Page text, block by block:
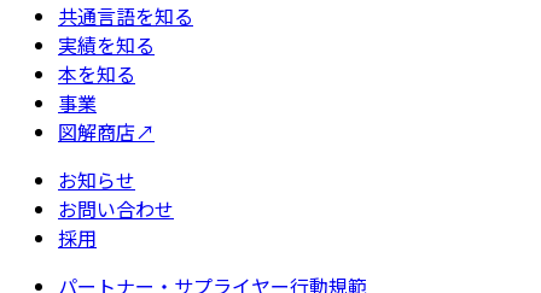
共通言語を知る
実績を知る
本を知る
事業
図解商店↗
お知らせ
お問い合わせ
採用
パートナー・サプライヤー行動規範